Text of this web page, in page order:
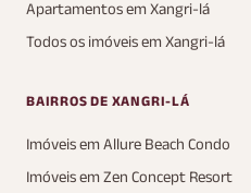
Apartamentos em Xangri-lá
Todos os imóveis em Xangri-lá
BAIRROS DE XANGRI-LÁ
Imóveis em Allure Beach Condo
Imóveis em Zen Concept Resort